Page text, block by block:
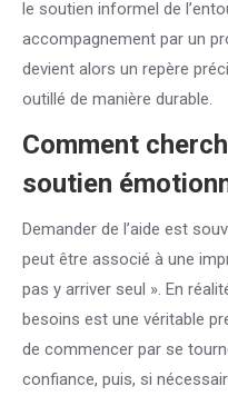
le soutien informel de
accompagnement par un
devient alors un repère
outillé de manière durable.
Comment
soutien
Demander de l’aide est
peut être associé à une
pas y arriver seul ». En
besoins est une véritable
de commencer par se
confiance, puis, si